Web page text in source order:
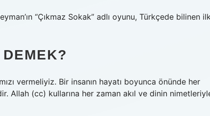
“Çıkmaz Sokak” adlı oyunu, Türkçede bilinen
vermeliyiz. Bir insanın hayatı boyunca önünde her
Allah (cc) kullarına her zaman akıl ve dinin